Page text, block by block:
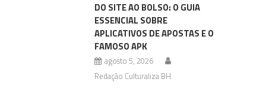
DO SITE AO BOLSO: O GUIA
ESSENCIAL SOBRE
APLICATIVOS DE APOSTAS E O
FAMOSO APK
agosto 5, 2026
Redação Culturaliza BH